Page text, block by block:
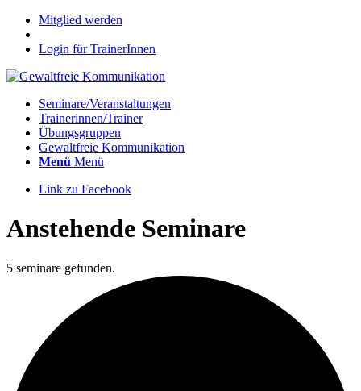
Mitglied werden
Login für TrainerInnen
Seminare/Veranstaltungen
Trainerinnen/Trainer
Übungsgruppen
Gewaltfreie Kommunikation
Menü Menü
Link zu Facebook
Anstehende Seminare
5 seminare gefunden.